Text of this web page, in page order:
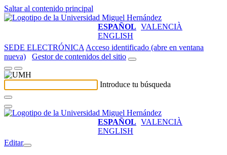
Saltar al contenido principal
ESPAÑOL VALENCIÀ
ENGLISH
SEDE ELECTRÓNICA Acceso identificado (abre en ventana
nueva)
Gestor de contenidos del sitio
Introduce tu búsqueda
ESPAÑOL VALENCIÀ
ENGLISH
Editar